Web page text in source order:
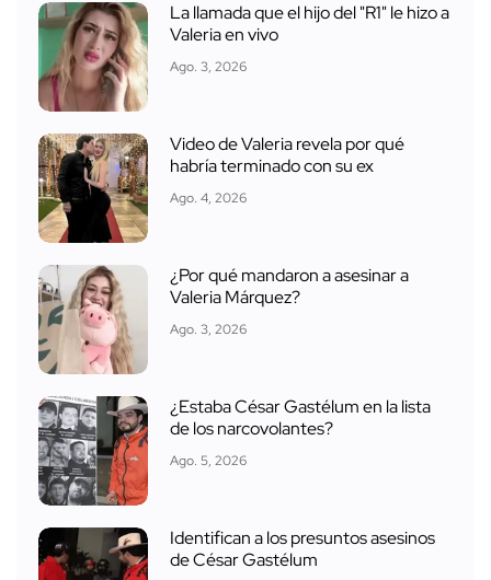
La llamada que el hijo del "R1" le hizo a
Valeria en vivo
Ago. 3, 2026
Video de Valeria revela por qué
habría terminado con su ex
Ago. 4, 2026
¿Por qué mandaron a asesinar a
Valeria Márquez?
Ago. 3, 2026
¿Estaba César Gastélum en la lista
de los narcovolantes?
Ago. 5, 2026
Identifican a los presuntos asesinos
de César Gastélum